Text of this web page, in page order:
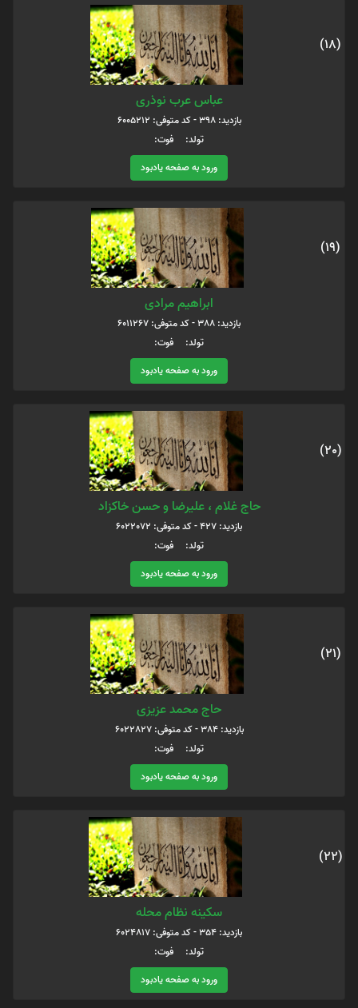
(18)
عباس عرب نوذری
بازدید: 398 - کد متوفی: 6005212
تولد: فوت:
ورود به صفحه یادبود
(19)
ابراهیم مرادی
بازدید: 388 - کد متوفی: 6011267
تولد: فوت:
ورود به صفحه یادبود
(20)
حاج غلام ، علیرضا و حسن خاکزاد
بازدید: 427 - کد متوفی: 6022072
تولد: فوت:
ورود به صفحه یادبود
(21)
حاج محمد عزیزی
بازدید: 384 - کد متوفی: 6022827
تولد: فوت:
ورود به صفحه یادبود
(22)
سکینه نظام محله
بازدید: 354 - کد متوفی: 6024817
تولد: فوت:
ورود به صفحه یادبود